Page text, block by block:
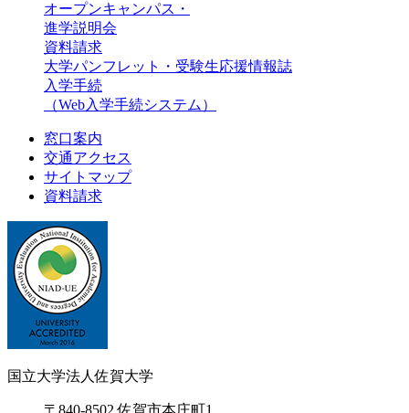
オープンキャンパス・
進学説明会
資料請求
大学パンフレット・受験生応援情報誌
入学手続
（Web入学手続システム）
窓口案内
交通アクセス
サイトマップ
資料請求
国立大学法人佐賀大学
〒840-8502 佐賀市本庄町1